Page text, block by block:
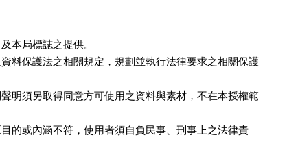
本局標誌之提供。
料保護法之相關規定，規劃並執行法律要求之相關保護
明須另取得同意方可使用之資料與素材，不在本授權範
的或內涵不符，使用者須自負民事、刑事上之法律責